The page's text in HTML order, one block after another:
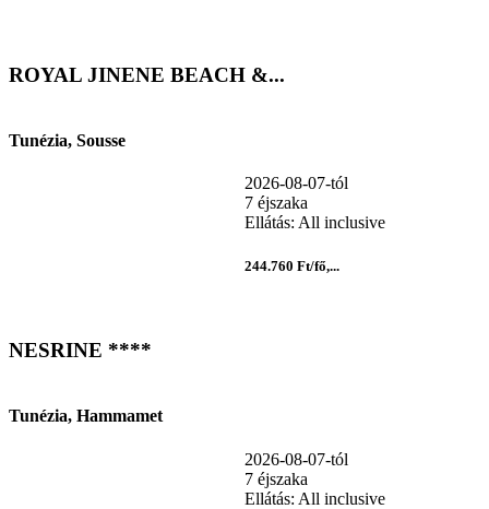
ROYAL JINENE BEACH &...
Tunézia, Sousse
2026-08-07-tól
7 éjszaka
Ellátás: All inclusive
244.760 Ft/fő,...
NESRINE ****
Tunézia, Hammamet
2026-08-07-tól
7 éjszaka
Ellátás: All inclusive